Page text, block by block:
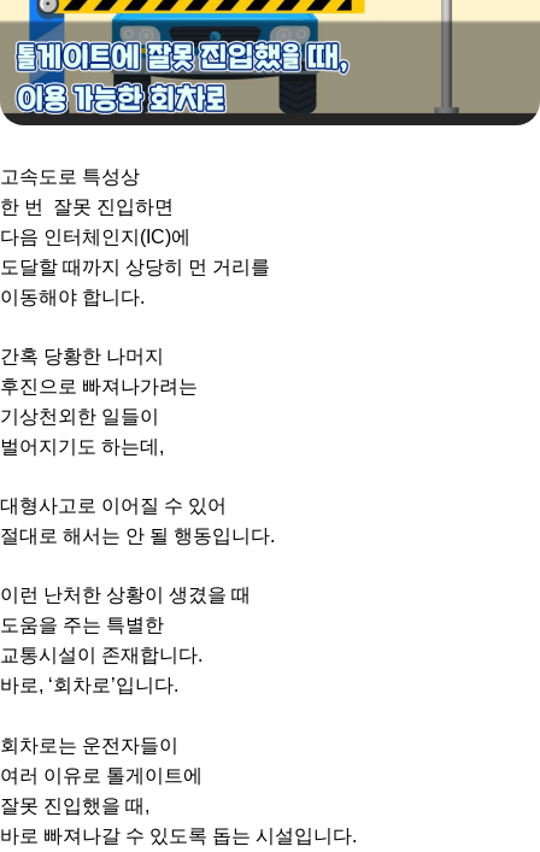
고속도로 특성상
한 번 잘못 진입하면
다음 인터체인지(IC)에
도달할 때까지 상당히 먼 거리를
이동해야 합니다.
간혹 당황한 나머지
후진으로 빠져나가려는
기상천외한 일들이
벌어지기도 하는데,
대형사고로 이어질 수 있어
절대로 해서는 안 될 행동입니다.
이런 난처한 상황이 생겼을 때
도움을 주는 특별한
교통시설이 존재합니다.
바로, ‘회차로’입니다.
회차로는 운전자들이
여러 이유로 톨게이트에
잘못 진입했을 때,
바로 빠져나갈 수 있도록 돕는 시설입니다.